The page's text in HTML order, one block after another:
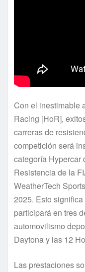
Con el inestimable
Racing [HoR],
carreras de
competición será
categoría Hypercar
Resistencia de la
WeatherTech
2025. Esto
participará en tres
automovilismo
Daytona y las 12
Las prestaciones